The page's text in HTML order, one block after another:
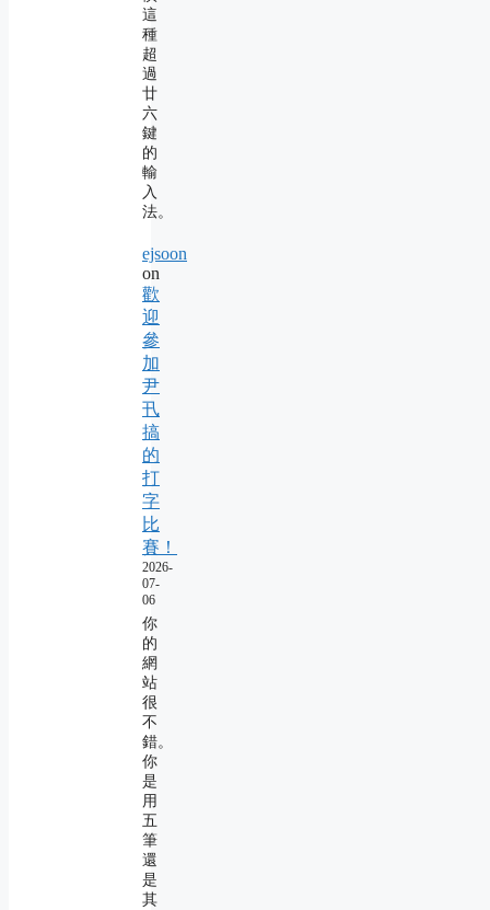
這
種
超
過
廿
六
鍵
的
輸
入
法。
ejsoon
on
歡
迎
參
加
尹
卂
搞
的
打
字
比
賽！
2026-
07-
06
你
的
網
站
很
不
錯。
你
是
用
五
筆
還
是
其